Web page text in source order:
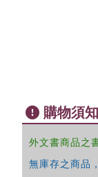
購物須知
外文書商品之
無庫存之商品